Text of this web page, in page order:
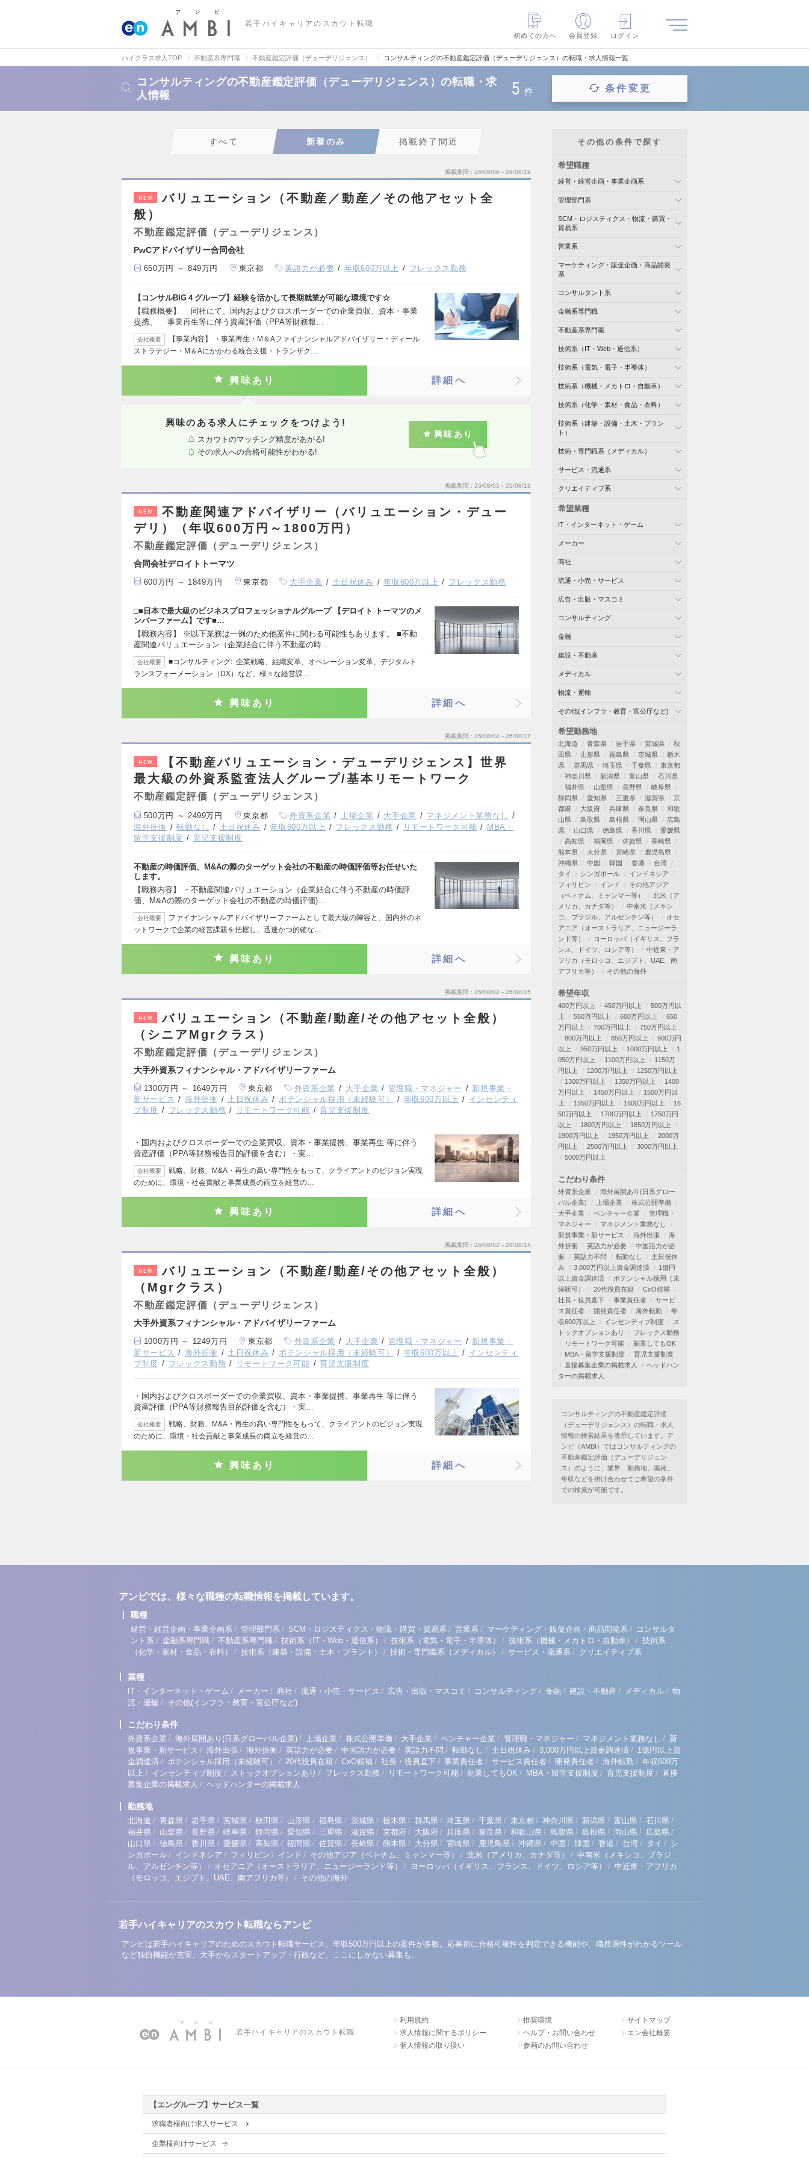
若手ハイキャリアのスカウト転職
初めての方へ
会員登録 ログイン
ハイクラス求人TOP 不動産系専門職 不動産鑑定評価（デューデリジェンス） コンサルティングの不動産鑑定評価（デューデリジェンス）の転職・求人情報一覧
コンサルティングの不動産鑑定評価（デューデリジェンス）の転職・求
人情報
5 件 条件変更
すべて 新着のみ 掲載終了間近
掲載期間 26/08/06～26/08/19
NEW
バリュエーション（不動産／動産／その他アセット全
般）
不動産鑑定評価（デューデリジェンス）
PwCアドバイザリー合同会社
650万円 ～ 849万円 東京都 英語力が必要 年収600万以上 フレックス勤務
【コンサルBIG４グループ】経験を活かして長期就業が可能な環境です☆
【職務概要】 同社にて、国内およびクロスボーダーでの企業買収、資本・事業
提携、 事業再生等に伴う資産評価（PPA等財務報…
会社概要
【事業内容】 ・事業再生・M＆Aファイナンシャルアドバイザリー・ディール
ストラテジー・M＆Aにかかわる統合支援・トランザク…
興味あり 詳細へ
興味のある求人にチェックをつけよう!
スカウトのマッチング精度があがる!
その求人への合格可能性がわかる!
興味あり
掲載期間 26/08/05～26/08/18
NEW
不動産関連アドバイザリー（バリュエーション・デュー
デリ）（年収600万円～1800万円）
不動産鑑定評価（デューデリジェンス）
合同会社デロイトトーマツ
600万円 ～ 1849万円 東京都 大手企業 土日祝休み 年収600万以上 フレックス勤務
□■日本で最大級のビジネスプロフェッショナルグループ 【デロイト トーマツのメ
ンバーファーム】です■…
【職務内容】 ※以下業務は一例のため他案件に関わる可能性もあります。 ■不動
産関連バリュエーション（企業結合に伴う不動産の時…
会社概要
■コンサルティング: 企業戦略、組織変革、オペレーション変革、デジタルト
ランスフォーメーション（DX）など、様々な経営課…
興味あり 詳細へ
掲載期間 26/08/04～26/08/17
NEW
【不動産バリュエーション・デューデリジェンス】世界
最大級の外資系監査法人グループ/基本リモートワーク
不動産鑑定評価（デューデリジェンス）
500万円 ～ 2499万円 東京都 外資系企業 上場企業 大手企業
マネジメント業務なし
海外折衝
転勤なし 土日祝休み 年収600万以上 フレックス勤務 リモートワーク可能
MBA・
留学支援制度
育児支援制度
不動産の時価評価、M&Aの際のターゲット会社の不動産の時価評価等お任せいた
します。
【職務内容】 ・不動産関連バリュエーション（企業結合に伴う不動産の時価評
価、M&Aの際のターゲット会社の不動産の時価評価)…
会社概要
ファイナンシャルアドバイザリーファームとして最大級の陣容と、国内外のネ
ットワークで企業の経営課題を把握し、迅速かつ的確な…
興味あり 詳細へ
掲載期間 26/08/02～26/08/15
NEW
バリュエーション（不動産/動産/その他アセット全般）
（シニアMgrクラス）
不動産鑑定評価（デューデリジェンス）
大手外資系フィナンシャル・アドバイザリーファーム
1300万円 ～ 1649万円 東京都 外資系企業 大手企業 管理職・マネジャー
新規事業・
新サービス
海外折衝 土日祝休み ポテンシャル採用（未経験可） 年収600万以上
インセンティ
ブ制度
フレックス勤務 リモートワーク可能 育児支援制度
・国内およびクロスボーダーでの企業買収、資本・事業提携、事業再生 等に伴う
資産評価（PPA等財務報告目的評価を含む）・実…
会社概要
戦略、財務、M&A・再生の高い専門性をもって、クライアントのビジョン実現
のために、環境・社会貢献と事業成長の両立を経営の…
興味あり 詳細へ
掲載期間 26/08/02～26/08/15
NEW
バリュエーション（不動産/動産/その他アセット全般）
（Mgrクラス）
不動産鑑定評価（デューデリジェンス）
大手外資系フィナンシャル・アドバイザリーファーム
1000万円 ～ 1249万円 東京都 外資系企業 大手企業 管理職・マネジャー
新規事業・
新サービス
海外折衝 土日祝休み ポテンシャル採用（未経験可） 年収600万以上
インセンティ
ブ制度
フレックス勤務 リモートワーク可能 育児支援制度
・国内およびクロスボーダーでの企業買収、資本・事業提携、事業再生 等に伴う
資産評価（PPA等財務報告目的評価を含む）・実…
会社概要
戦略、財務、M&A・再生の高い専門性をもって、クライアントのビジョン実現
のために、環境・社会貢献と事業成長の両立を経営の…
興味あり 詳細へ
その他の条件で探す
希望職種
経営・経営企画・事業企画系
管理部門系
SCM・ロジスティクス・物流・購買・
貿易系
営業系
マーケティング・販促企画・商品開発
系
コンサルタント系
金融系専門職
不動産系専門職
技術系（IT・Web・通信系）
技術系（電気・電子・半導体）
技術系（機械・メカトロ・自動車）
技術系（化学・素材・食品・衣料）
技術系（建築・設備・土木・プラン
ト）
技術・専門職系（メディカル）
サービス・流通系
クリエイティブ系
希望業種
IT・インターネット・ゲーム
メーカー
商社
流通・小売・サービス
広告・出版・マスコミ
コンサルティング
金融
建設・不動産
メディカル
物流・運輸
その他(インフラ・教育・官公庁など)
希望勤務地
北海道 青森県 岩手県 宮城県
秋
田県
山形県 福島県 茨城県
栃木
県
群馬県 埼玉県 千葉県
東京都
神奈川県
新潟県 富山県
石川県
福井県
山梨県 長野県
岐阜県
静岡県
愛知県 三重県 滋賀県
京
都府
大阪府 兵庫県 奈良県
和歌
山県
鳥取県 島根県 岡山県
広島
県
山口県 徳島県 香川県
愛媛県
高知県
福岡県 佐賀県
長崎県
熊本県
大分県 宮崎県
鹿児島県
沖縄県
中国 韓国 香港
台湾
タイ
シンガポール
インドネシア
フィリピン
インド
その他アジア
（ベトナム、ミャンマー等）
北米（ア
メリカ、カナダ等）
中南米（メキシ
コ、ブラジル、アルゼンチン等）
オセ
アニア（オーストラリア、ニュージーラ
ンド等）
ヨーロッパ（イギリス、フラ
ンス、ドイツ、ロシア等）
中近東・ア
フリカ（モロッコ、エジプト、UAE、南
アフリカ等）
その他の海外
希望年収
400万円以上 450万円以上
500万円以
上
550万円以上 600万円以上
650
万円以上
700万円以上
750万円以上
800万円以上
850万円以上
900万円
以上
950万円以上 1000万円以上
1
050万円以上
1100万円以上
1150万
円以上
1200万円以上
1250万円以上
1300万円以上
1350万円以上
1400
万円以上
1450万円以上
1500万円以
上
1550万円以上 1600万円以上
16
50万円以上
1700万円以上
1750万円
以上
1800万円以上
1850万円以上
1900万円以上
1950万円以上
2000万
円以上
2500万円以上
3000万円以上
5000万円以上
こだわり条件
外資系企業
海外展開あり(日系グロー
バル企業)
上場企業
株式公開準備
大手企業
ベンチャー企業
管理職・
マネジャー
マネジメント業務なし
新規事業・新サービス
海外出張
海
外折衝
英語力が必要
中国語力が必
要
英語力不問 転勤なし
土日祝休
み
3,000万円以上資金調達済
1億円
以上資金調達済
ポテンシャル採用（未
経験可）
20代役員在籍
CxO候補
社長・役員直下
事業責任者
サービ
ス責任者
開発責任者 海外転勤
年
収600万以上
インセンティブ制度
ス
トックオプションあり
フレックス勤務
リモートワーク可能
副業してもOK
MBA・留学支援制度
育児支援制度
直接募集企業の掲載求人
ヘッドハン
ターの掲載求人
コンサルティングの不動産鑑定評価
（デューデリジェンス）の転職・求人
情報の検索結果を表示しています。ア
ンビ（AMBI）ではコンサルティングの
不動産鑑定評価（デューデリジェン
ス）のように、業界、勤務地、職種、
年収などを掛け合わせてご希望の条件
での検索が可能です。
アンビでは、様々な職種の転職情報を掲載しています。
職種
経営・経営企画・事業企画系 / 管理部門系 / SCM・ロジスティクス・物流・購買・貿易系 / 営業系 / マーケティング・販促企画・商品開発系 / コンサルタ
ント系 / 金融系専門職 / 不動産系専門職 / 技術系（IT・Web・通信系） / 技術系（電気・電子・半導体） / 技術系（機械・メカトロ・自動車） / 技術系
（化学・素材・食品・衣料）
/ 技術系（建築・設備・土木・プラント） / 技術・専門職系（メディカル） / サービス・流通系 / クリエイティブ系
業種
IT・インターネット・ゲーム / メーカー / 商社 / 流通・小売・サービス / 広告・出版・マスコミ / コンサルティング / 金融 / 建設・不動産 / メディカル / 物
流・運輸 / その他(インフラ・教育・官公庁など)
こだわり条件
外資系企業 / 海外展開あり(日系グローバル企業) / 上場企業 / 株式公開準備 / 大手企業 / ベンチャー企業 / 管理職・マネジャー / マネジメント業務なし / 新
規事業・新サービス / 海外出張 / 海外折衝 / 英語力が必要 / 中国語力が必要 / 英語力不問 / 転勤なし / 土日祝休み / 3,000万円以上資金調達済 / 1億円以上資
金調達済 / ポテンシャル採用（未経験可） / 20代役員在籍 / CxO候補 / 社長・役員直下 / 事業責任者 / サービス責任者 / 開発責任者 / 海外転勤 / 年収600万
以上 / インセンティブ制度 / ストックオプションあり / フレックス勤務 / リモートワーク可能 / 副業してもOK / MBA・留学支援制度 / 育児支援制度 / 直接
募集企業の掲載求人 / ヘッドハンターの掲載求人
勤務地
北海道 / 青森県 / 岩手県 / 宮城県 / 秋田県 / 山形県 / 福島県 / 茨城県 / 栃木県 / 群馬県 / 埼玉県 / 千葉県 / 東京都 / 神奈川県 / 新潟県 / 富山県 / 石川県 /
福井県 / 山梨県 / 長野県 / 岐阜県 / 静岡県 / 愛知県 / 三重県 / 滋賀県 / 京都府 / 大阪府 / 兵庫県 / 奈良県 / 和歌山県 / 鳥取県 / 島根県 / 岡山県 / 広島県 /
山口県 / 徳島県 / 香川県 / 愛媛県 / 高知県 / 福岡県 / 佐賀県 / 長崎県 / 熊本県 / 大分県 / 宮崎県 / 鹿児島県 / 沖縄県 / 中国 / 韓国 / 香港 / 台湾 / タイ / シ
ンガポール / インドネシア / フィリピン / インド / その他アジア（ベトナム、ミャンマー等） / 北米（アメリカ、カナダ等） / 中南米（メキシコ、ブラジ
ル、アルゼンチン等）
/ オセアニア（オーストラリア、ニュージーランド等） / ヨーロッパ（イギリス、フランス、ドイツ、ロシア等） / 中近東・アフリカ
（モロッコ、エジプト、UAE、南アフリカ等）
/ その他の海外
若手ハイキャリアのスカウト転職ならアンビ
アンビは若手ハイキャリアのためのスカウト転職サービス。年収500万円以上の案件が多数。応募前に合格可能性を判定できる機能や、職務適性がわかるツール
など独自機能が充実。大手からスタートアップ・行政など、ここにしかない募集も。
若手ハイキャリアのスカウト転職
利用規約
求人情報に関するポリシー
個人情報の取り扱い
推奨環境
ヘルプ・お問い合わせ
参画のお問い合わせ
サイトマップ
エン会社概要
【エングループ】サービス一覧
求職者様向け求人サービス
企業様向けサービス